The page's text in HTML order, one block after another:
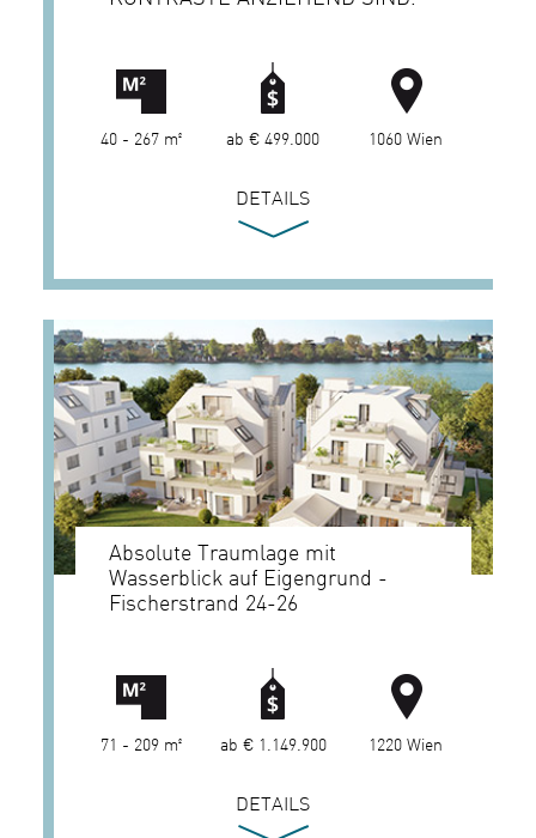
40 - 267 m² ab € 499.000 1060 Wien
DETAILS
Absolute Traumlage mit
Wasserblick auf Eigengrund -
Fischerstrand 24-26
71 - 209 m² ab € 1.149.900 1220 Wien
DETAILS